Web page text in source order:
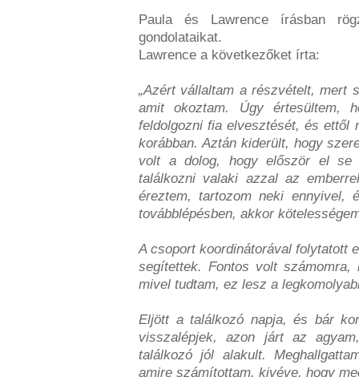
Paula és Lawrence írásban
gondolataikat.
Lawrence a következőket írta:
„Azért vállaltam a részvételt, mert
amit okoztam. Úgy értesültem,
feldolgozni fia elvesztését, és ettől
korábban. Aztán kiderült, hogy
volt a dolog, hogy először el se
találkozni valaki azzal az
éreztem, tartozom neki ennyivel,
továbblépésben, akkor
A csoport koordinátorával folytatott
segítettek. Fontos volt
mivel tudtam, ez lesz a
Eljött a találkozó napja, és bár
visszalépjek, azon járt az
találkozó jól alakult.
amire számítottam, kivéve, hogy